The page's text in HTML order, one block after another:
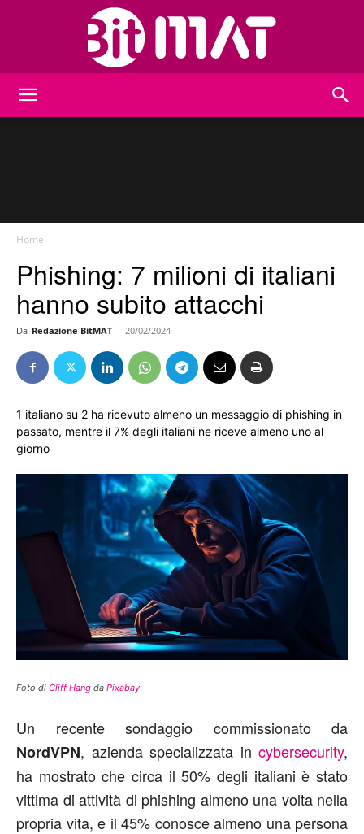
Home
Phishing: 7 milioni di italiani
hanno subito attacchi
Da Redazione BitMAT - 20/02/2024
1 italiano su 2 ha ricevuto almeno un messaggio di phishing in
passato, mentre il 7% degli italiani ne riceve almeno uno al
giorno
Foto di Cliff Hang da Pixabay
Un recente sondaggio commissionato da
NordVPN, azienda specializzata in cybersecurity,
ha mostrato che circa il 50% degli italiani è stato
vittima di attività di phishing almeno una volta nella
propria vita, e il 45% conosce almeno una persona